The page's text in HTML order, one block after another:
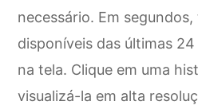
necessário. Em
disponíveis das últimas
na tela. Clique em uma
visualizá-la em alta